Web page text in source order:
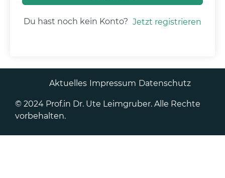
Du hast noch kein Konto? Jetzt registrieren
Aktuelles Impressum Datenschutz
© 2024 Prof.in Dr. Ute Leimgruber. Alle Rechte
vorbehalten.